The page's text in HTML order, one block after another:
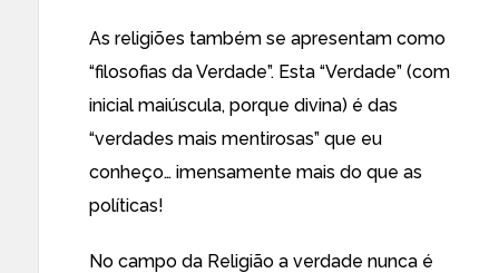
As religiões também se apresentam como
“filosofias da Verdade”. Esta “Verdade” (com
inicial maiúscula, porque divina) é das
“verdades mais mentirosas” que eu
conheço… imensamente mais do que as
políticas!
No campo da Religião a verdade nunca é